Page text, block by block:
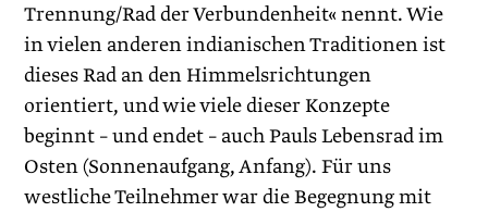
Trennung/Rad der Verbundenheit« nennt. Wie
in vielen anderen indianischen Traditionen ist
dieses Rad an den Himmelsrichtungen
orientiert, und wie viele dieser Konzepte
beginnt – und endet – auch Pauls Lebensrad im
Osten (Sonnenaufgang, Anfang). Für uns
westliche Teilnehmer war die Begegnung mit